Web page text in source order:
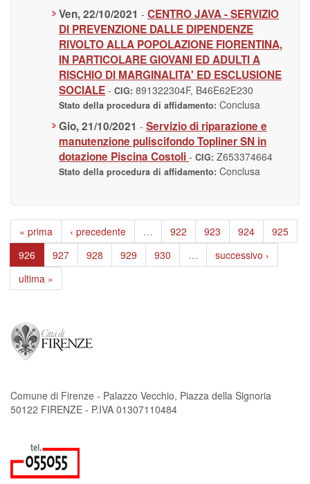
Ven, 22/10/2021 - CENTRO JAVA - SERVIZIO
DI PREVENZIONE DALLE DIPENDENZE
RIVOLTO ALLA POPOLAZIONE FIORENTINA,
IN PARTICOLARE GIOVANI ED ADULTI A
RISCHIO DI MARGINALITA' ED ESCLUSIONE
SOCIALE - CIG: 891322304F, B46E62E230
Stato della procedura di affidamento: Conclusa
Gio, 21/10/2021 - Servizio di riparazione e
manutenzione puliscifondo Topliner SN in
dotazione Piscina Costoli - CIG: Z653374664
Stato della procedura di affidamento: Conclusa
« prima ‹ precedente … 922 923 924
925
926
927 928 929 930 …
successivo ›
ultima »
Comune di Firenze - Palazzo Vecchio, Piazza della Signoria
50122 FIRENZE - P.IVA 01307110484